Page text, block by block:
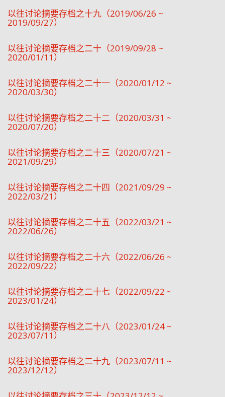
以往讨论摘要存档之十九（2019/06/26 ~
2019/09/27）
以往讨论摘要存档之二十（2019/09/28 ~
2020/01/11）
以往讨论摘要存档之二十一（2020/01/12 ~
2020/03/30）
以往讨论摘要存档之二十二（2020/03/31 ~
2020/07/20）
以往讨论摘要存档之二十三（2020/07/21 ~
2021/09/29）
以往讨论摘要存档之二十四（2021/09/29 ~
2022/03/21）
以往讨论摘要存档之二十五（2022/03/21 ~
2022/06/26）
以往讨论摘要存档之二十六（2022/06/26 ~
2022/09/22）
以往讨论摘要存档之二十七（2022/09/22 ~
2023/01/24）
以往讨论摘要存档之二十八（2023/01/24 ~
2023/07/11）
以往讨论摘要存档之二十九（2023/07/11 ~
2023/12/12）